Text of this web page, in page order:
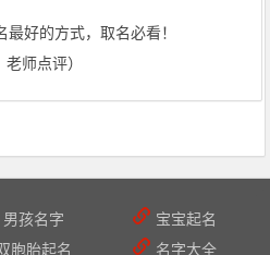
好的方式，取名必看！
师点评）
男孩名字
宝宝起名
胞胎起名 名字大全